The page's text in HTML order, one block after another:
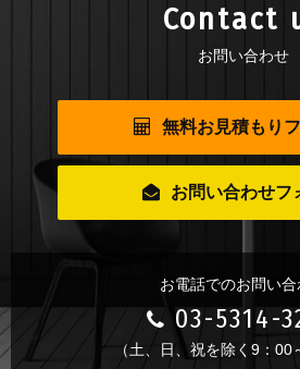
Contact
お問い合わせ
無料お見積もり
お問い合わせフ
お電話でのお問い
03-5314-
（土、日、祝を除く9：00